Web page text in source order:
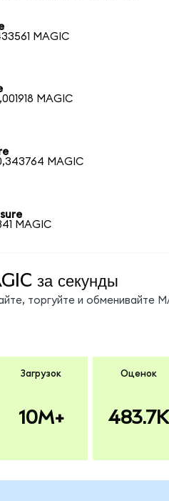
MAGIC
MAGIC
MAGIC
MAGIC
за секунды
торгуйте и обменивайте
Загрузок
10M+
Оценок
483.7K